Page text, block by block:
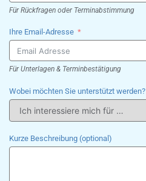
Für Rückfragen oder Terminabstimmung
Ihre Email-Adresse
Für Unterlagen & Terminbestätigung
Wobei möchten Sie unterstützt werden?
Kurze Beschreibung (optional)